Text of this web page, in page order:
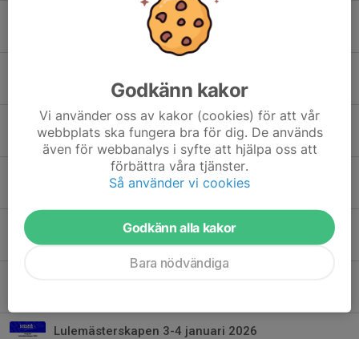
Uppdaterade starttider Skellefteloopen
16 feb, 17:37
Tävling - SCA open 2026
15 feb, 13:12
Tävling - Skellefteloopen 2026
18 jan, 09:28
Ingen träning måndag 5 jan, trettondagsafton
3 jan, 21:39
Lulemästerskapen 3-4 januari 2026
Godkänn kakor
Vi använder oss av kakor (cookies) för att vår
webbplats ska fungera bra för dig. De används
även för webbanalys i syfte att hjälpa oss att
förbättra våra tjänster.
Så använder vi cookies
Godkänn alla kakor
Bara nödvändiga